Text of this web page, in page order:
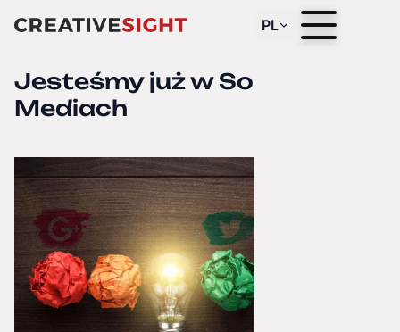
PL
Jesteśmy już w Social
Mediach